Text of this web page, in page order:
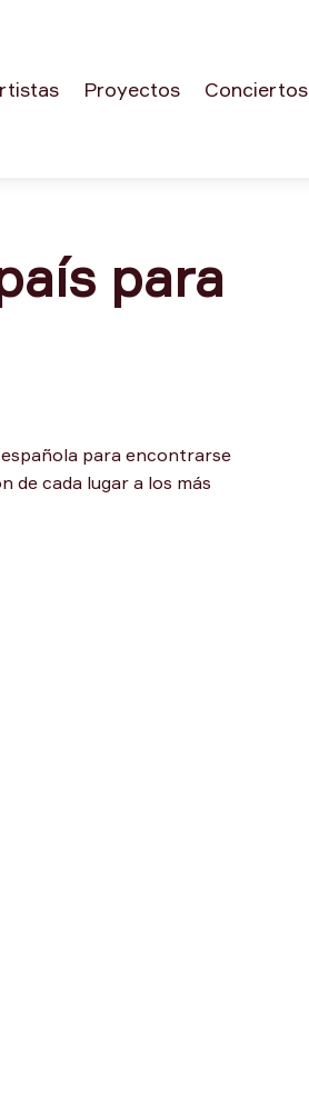
Proyectos Conciertos
para
para encontrarse
de cada lugar a los más